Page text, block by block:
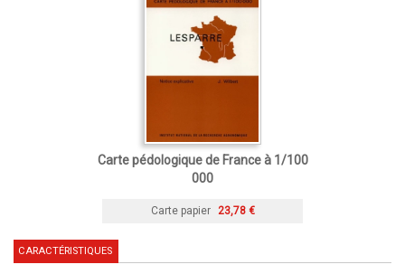
Carte pédologique de France à 1/100
000
Carte papier 23,78 €
CARACTÉRISTIQUES